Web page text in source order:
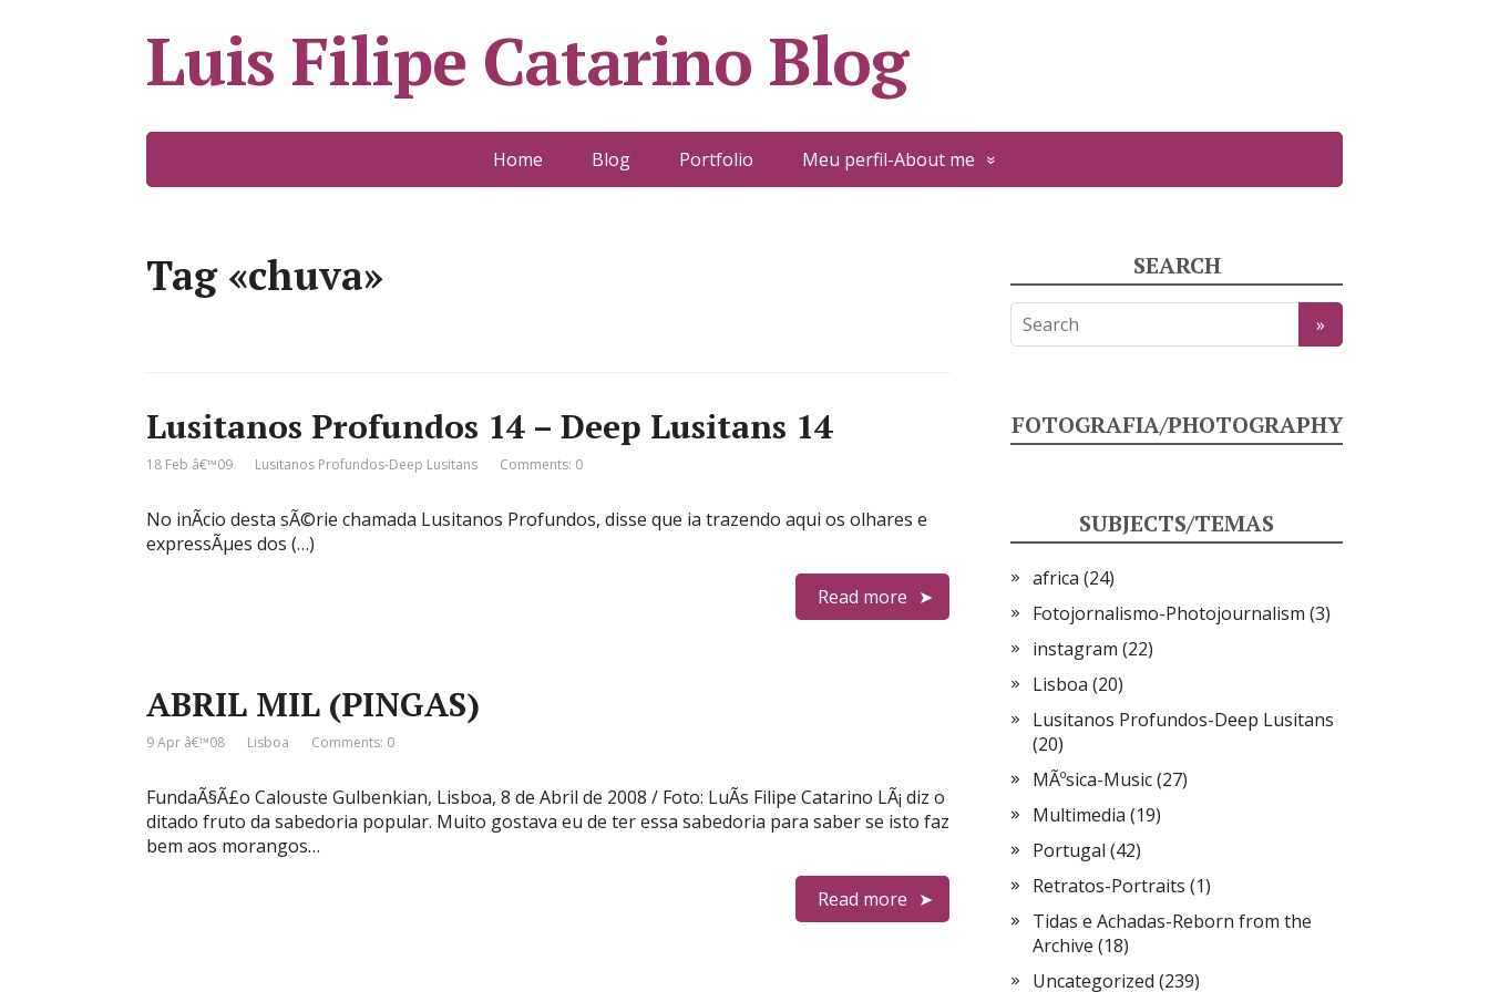
Luis Filipe Catarino Blog
Home Blog Portfolio Meu perfil-About me
Tag «chuva»
Lusitanos Profundos 14 – Deep Lusitans 14
18 Feb â€™09 Lusitanos Profundos-Deep Lusitans Comments: 0
No inÃ­cio desta sÃ©rie chamada Lusitanos Profundos, disse que ia trazendo aqui os olhares e
expressÃµes dos (…)
Read more
ABRIL MIL (PINGAS)
9 Apr â€™08 Lisboa Comments: 0
FundaÃ§Ã£o Calouste Gulbenkian, Lisboa, 8 de Abril de 2008 / Foto: LuÃ­s Filipe Catarino LÃ¡ diz o
ditado fruto da sabedoria popular. Muito gostava eu de ter essa sabedoria para saber se isto faz
bem aos morangos…
Read more
SEARCH
FOTOGRAFIA/PHOTOGRAPHY
SUBJECTS/TEMAS
africa (24)
Fotojornalismo-Photojournalism (3)
instagram (22)
Lisboa (20)
Lusitanos Profundos-Deep Lusitans
(20)
MÃºsica-Music(27)
Multimedia (19)
Portugal (42)
Retratos-Portraits (1)
Tidas e Achadas-Reborn from the
Archive (18)
Uncategorized (239)